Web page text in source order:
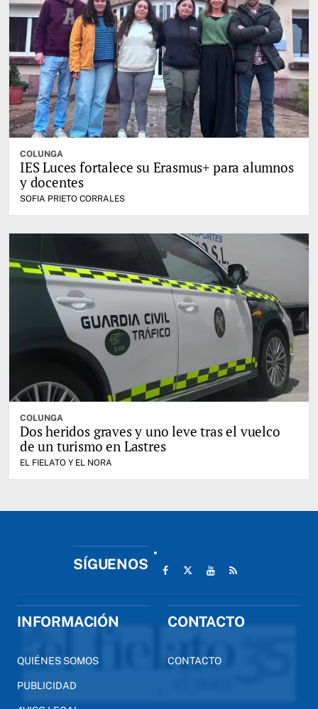
COLUNGA
IES Luces fortalece su Erasmus+ para alumnos
y docentes
SOFIA PRIETO CORRALES
COLUNGA
Dos heridos graves y uno leve tras el vuelco
de un turismo en Lastres
EL FIELATO Y EL NORA
SÍGUENOS
INFORMACIÓN
QUIÉNES SOMOS
PUBLICIDAD
CONTACTO
CONTACTO